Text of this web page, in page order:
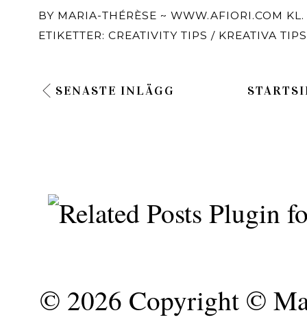
BY MARIA-THÉRÈSE ~ WWW.AFIORI.COM KL.
ETIKETTER: CREATIVITY TIPS / KREATIVA TIPS
SENASTE INLÄGG
© 2026 Copyright ©